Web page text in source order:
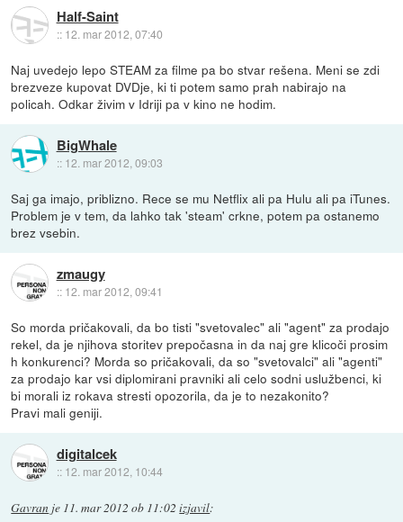
Half-Saint
:: 12. mar 2012, 07:40
Naj uvedejo lepo STEAM za filme pa bo stvar rešena. Meni se zdi
brezveze kupovat DVDje, ki ti potem samo prah nabirajo na
policah. Odkar živim v Idriji pa v kino ne hodim.
BigWhale
:: 12. mar 2012, 09:03
Saj ga imajo, priblizno. Rece se mu Netflix ali pa Hulu ali pa iTunes.
Problem je v tem, da lahko tak 'steam' crkne, potem pa ostanemo
brez vsebin.
zmaugy
:: 12. mar 2012, 09:41
So morda pričakovali, da bo tisti "svetovalec" ali "agent" za prodajo
rekel, da je njihova storitev prepočasna in da naj gre klicoči prosim
h konkurenci? Morda so pričakovali, da so "svetovalci" ali "agenti"
za prodajo kar vsi diplomirani pravniki ali celo sodni uslužbenci, ki
bi morali iz rokava stresti opozorila, da je to nezakonito?
Pravi mali geniji.
digitalcek
:: 12. mar 2012, 10:44
Gavran je 11. mar 2012 ob 11:02 izjavil: